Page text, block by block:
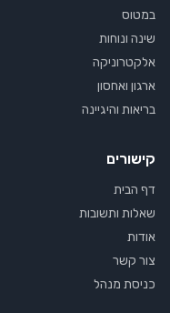
במטוס
שינה ונוחות
אלקטרוניקה
ארגון ואחסון
בריאות והיגיינה
קישורים
דף הבית
שאלות ותשובות
אודות
צור קשר
כניסת מנהל